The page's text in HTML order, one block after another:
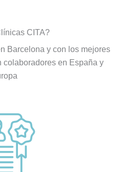
CITA?
Barcelona y con los mejores
en España y